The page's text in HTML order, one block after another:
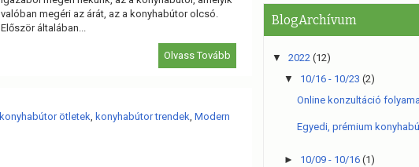
valóban megéri az árát, az a konyhabútor olcsó.
Először általában...
Olvass Tovább
konyhabútor ötletek, konyhabútor trendek, Modern
BlogArchívum
▼ 2022 (12)
▼ 10/16 - 10/23(2)
Online konzultáció
Egyedi, prémium
► 10/09 - 10/16(1)